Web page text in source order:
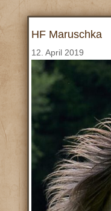
HF Maruschka
12. April 2019